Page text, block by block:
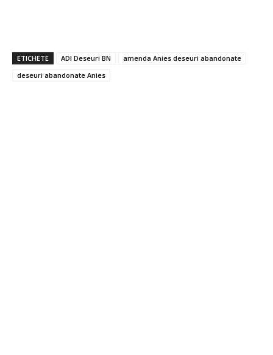
ETICHETE ADI Deseuri BN
amenda Anies deseuri abandonate
deseuri abandonate Anies